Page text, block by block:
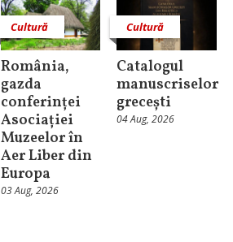
Cultură
România,
gazda
conferinței
Asociației
Muzeelor în
Aer Liber din
Europa
03 Aug, 2026
Cultură
Catalogul
manuscriselor
grecești
04 Aug, 2026